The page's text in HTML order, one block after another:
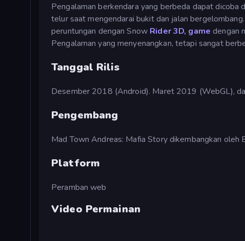
Pengalaman berkendara yang berbeda dapat dicoba
telur saat mengendarai bukit dan jalan
peruntungan dengan Snow Rider 3D, game dengan
Pengalaman yang menyenangkan, tetapi sangat
Tanggal Rilis
Desember 2018 (Android). Maret 2019 (WebGL),
Pengembang
Mad Town Andreas: Mafia Story dikembangkan oleh
Platform
Peramban web
Video Permainan